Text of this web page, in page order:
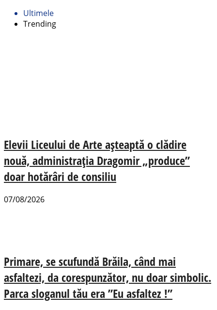
Ultimele
Trending
Elevii Liceului de Arte așteaptă o clădire
nouă, administrația Dragomir „produce”
doar hotărâri de consiliu
07/08/2026
Primare, se scufundă Brăila, când mai
asfaltezi, da corespunzător, nu doar simbolic.
Parca sloganul tău era ”Eu asfaltez !”